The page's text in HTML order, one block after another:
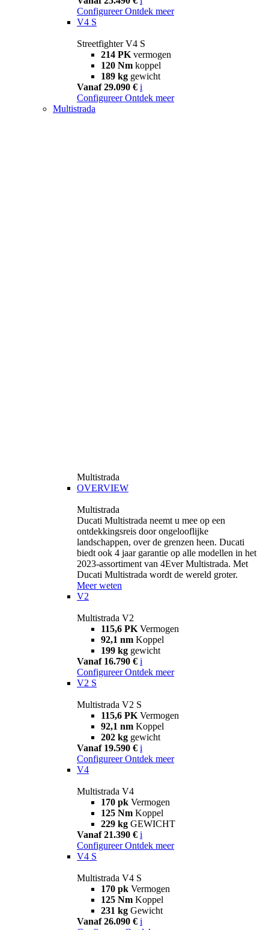
Configureer Ontdek meer
V4 S
Streetfighter V4 S
214 PK vermogen
120 Nm koppel
189 kg gewicht
Vanaf 29.090 € i
Configureer Ontdek meer
Multistrada
Multistrada
OVERVIEW
Multistrada
Ducati Multistrada neemt u mee op een
ontdekkingsreis door ongelooflijke
landschappen, over de grenzen heen. Ducati
biedt ook 4 jaar garantie op alle modellen in het
2023-assortiment van 4Ever Multistrada. Met
Ducati Multistrada wordt de wereld groter.
Meer weten
V2
Multistrada V2
115,6 PK Vermogen
92,1 nm Koppel
199 kg gewicht
Vanaf 16.790 € i
Configureer Ontdek meer
V2 S
Multistrada V2 S
115,6 PK Vermogen
92,1 nm Koppel
202 kg gewicht
Vanaf 19.590 € i
Configureer Ontdek meer
V4
Multistrada V4
170 pk Vermogen
125 Nm Koppel
229 kg GEWICHT
Vanaf 21.390 € i
Configureer Ontdek meer
V4 S
Multistrada V4 S
170 pk Vermogen
125 Nm Koppel
231 kg Gewicht
Vanaf 26.090 € i